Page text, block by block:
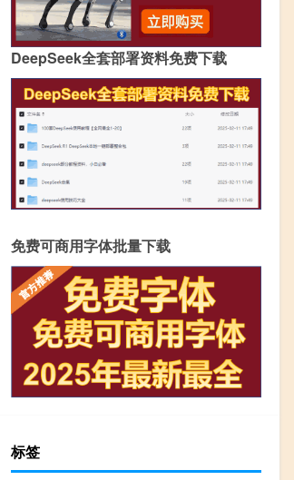
DeepSeek全套部署资料免费下载
免费可商用字体批量下载
标签